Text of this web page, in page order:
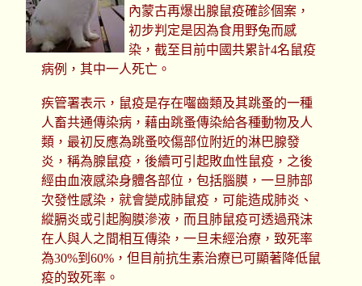
內蒙古再爆出腺鼠疫確診個案，
初步判定是因為食用野兔而感
染，截至目前中國共累計4名鼠疫
病例，其中一人死亡。
疾管署表示，鼠疫是存在囓齒類及其跳蚤的一種
人畜共通傳染病，藉由跳蚤傳染給各種動物及人
類，最初反應為跳蚤咬傷部位附近的淋巴腺發
炎，稱為腺鼠疫，後續可引起敗血性鼠疫，之後
經由血液感染身體各部位，包括腦膜，一旦肺部
次發性感染，就會變成肺鼠疫，可能造成肺炎、
縱膈炎或引起胸膜滲液，而且肺鼠疫可透過飛沫
在人與人之間相互傳染，一旦未經治療，致死率
為30%到60%，但目前抗生素治療已可顯著降低鼠
疫的致死率。